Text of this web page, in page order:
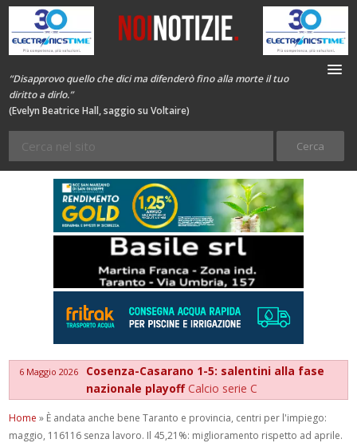
“Disapprovo quello che dici ma difenderò fino alla morte il tuo
diritto a dirlo.”
(Evelyn Beatrice Hall, saggio su Voltaire)
6 Maggio 2026
Cosenza-Casarano 1-5: salentini alla fase
nazionale playoffCalcio serie C
Home » È andata anche bene Taranto e provincia, centri per l'impiego:
maggio, 116116 senza lavoro. Il 45,21%: miglioramento rispetto ad aprile.